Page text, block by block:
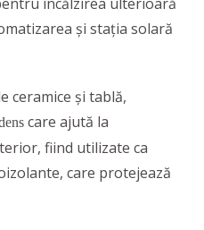
şi staţia solară
ceramice și tablă,
care ajută la
fiind utilizate ca
care protejează